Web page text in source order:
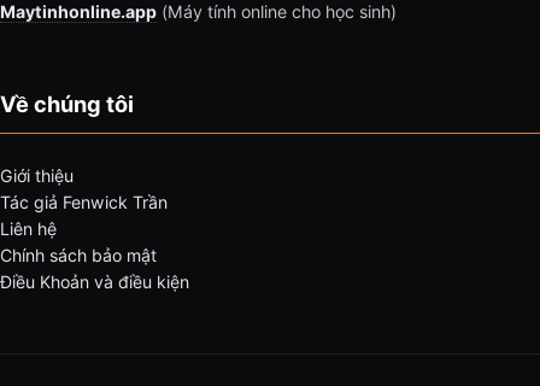
Maytinhonline.app (Máy tính online cho học sinh)
Về chúng tôi
Giới thiệu
Tác giả Fenwick Trần
Liên hệ
Chính sách bảo mật
Điều Khoản và điều kiện